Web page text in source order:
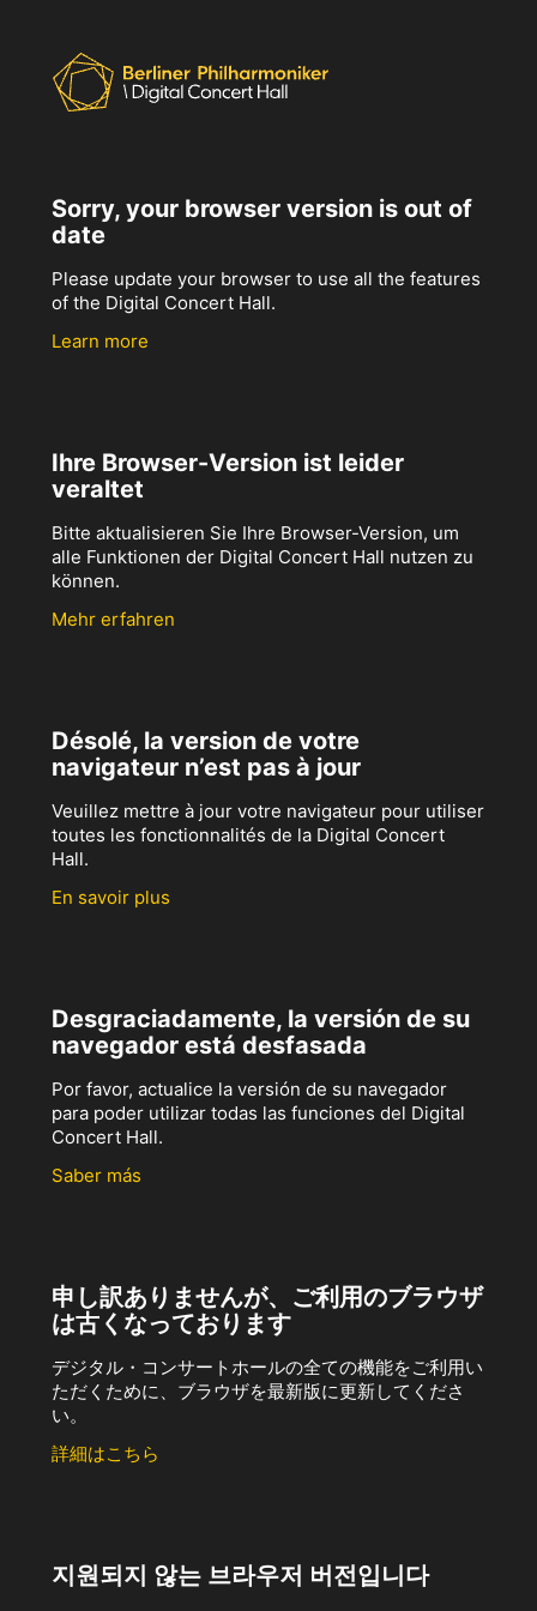
Sorry, your browser version is out of
date
Please update your browser to use all the features
of the Digital Concert Hall.
Learn more
Ihre Browser-Version ist leider
veraltet
Bitte aktualisieren Sie Ihre Browser-Version, um
alle Funktionen der Digital Concert Hall nutzen zu
können.
Mehr erfahren
Désolé, la version de votre
navigateur n’est pas à jour
Veuillez mettre à jour votre navigateur pour utiliser
toutes les fonctionnalités de la Digital Concert
Hall.
En savoir plus
Desgraciadamente, la versión de su
navegador está desfasada
Por favor, actualice la versión de su navegador
para poder utilizar todas las funciones del Digital
Concert Hall.
Saber más
申し訳ありませんが、ご利用のブラウザ
は古くなっております
デジタル・コンサートホールの全ての機能をご利用い
ただくために、ブラウザを最新版に更新してくださ
い。
詳細はこちら
지원되지 않는 브라우저 버전입니다